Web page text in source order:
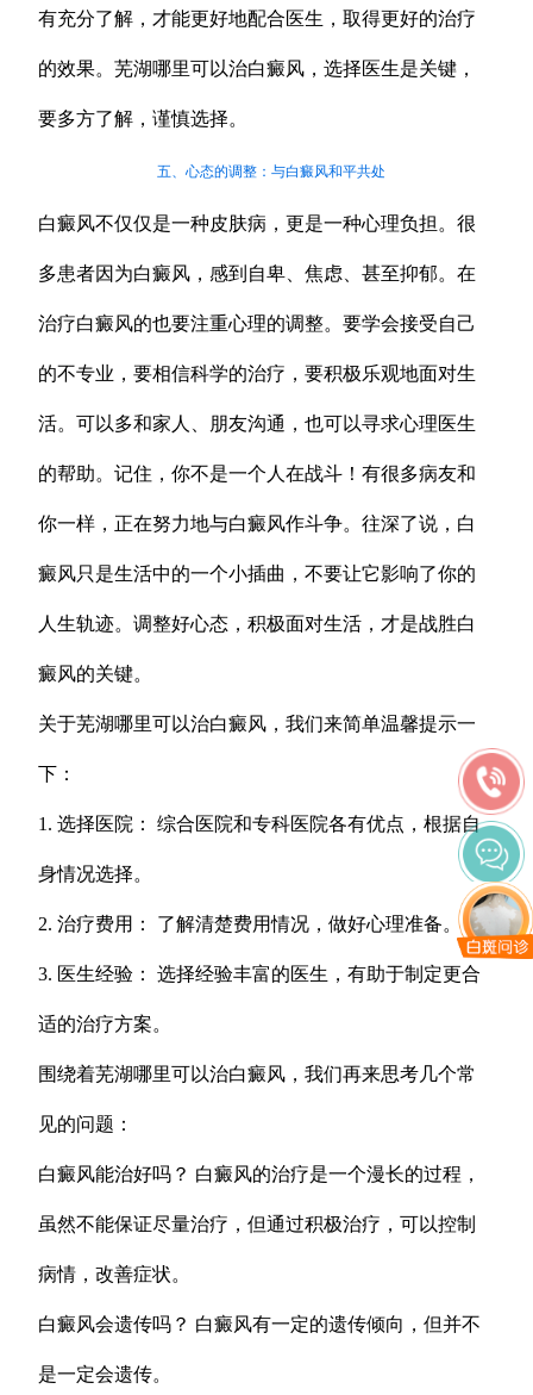
有充分了解，才能更好地配合医生，取得更好的治疗
的效果。芜湖哪里可以治白癜风，选择医生是关键，
要多方了解，谨慎选择。
五、心态的调整：与白癜风和平共处
白癜风不仅仅是一种皮肤病，更是一种心理负担。很
多患者因为白癜风，感到自卑、焦虑、甚至抑郁。在
治疗白癜风的也要注重心理的调整。要学会接受自己
的不专业，要相信科学的治疗，要积极乐观地面对生
活。可以多和家人、朋友沟通，也可以寻求心理医生
的帮助。记住，你不是一个人在战斗！有很多病友和
你一样，正在努力地与白癜风作斗争。往深了说，白
癜风只是生活中的一个小插曲，不要让它影响了你的
人生轨迹。调整好心态，积极面对生活，才是战胜白
癜风的关键。
关于芜湖哪里可以治白癜风，我们来简单温馨提示一
下：
1. 选择医院： 综合医院和专科医院各有优点，根据自
身情况选择。
2. 治疗费用： 了解清楚费用情况，做好心理准备。
3. 医生经验： 选择经验丰富的医生，有助于制定更合
适的治疗方案。
围绕着芜湖哪里可以治白癜风，我们再来思考几个常
见的问题：
白癜风能治好吗？ 白癜风的治疗是一个漫长的过程，
虽然不能保证尽量治疗，但通过积极治疗，可以控制
病情，改善症状。
白癜风会遗传吗？ 白癜风有一定的遗传倾向，但并不
是一定会遗传。